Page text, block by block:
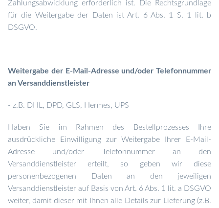
Zahlungsabwicklung erforderlich ist. Die Rechtsgrundlage
für die Weitergabe der Daten ist Art. 6 Abs. 1 S. 1 lit. b
DSGVO.
Weitergabe der E-Mail-Adresse und/oder Telefonnummer
an Versanddienstleister
- z.B. DHL, DPD, GLS, Hermes, UPS
Haben Sie im Rahmen des Bestellprozesses Ihre
ausdrückliche Einwilligung zur Weitergabe Ihrer E-Mail-
Adresse und/oder Telefonnummer an den
Versanddienstleister erteilt, so geben wir diese
personenbezogenen Daten an den jeweiligen
Versanddienstleister auf Basis von Art. 6 Abs. 1 lit. a DSGVO
weiter, damit dieser mit Ihnen alle Details zur Lieferung (z.B.